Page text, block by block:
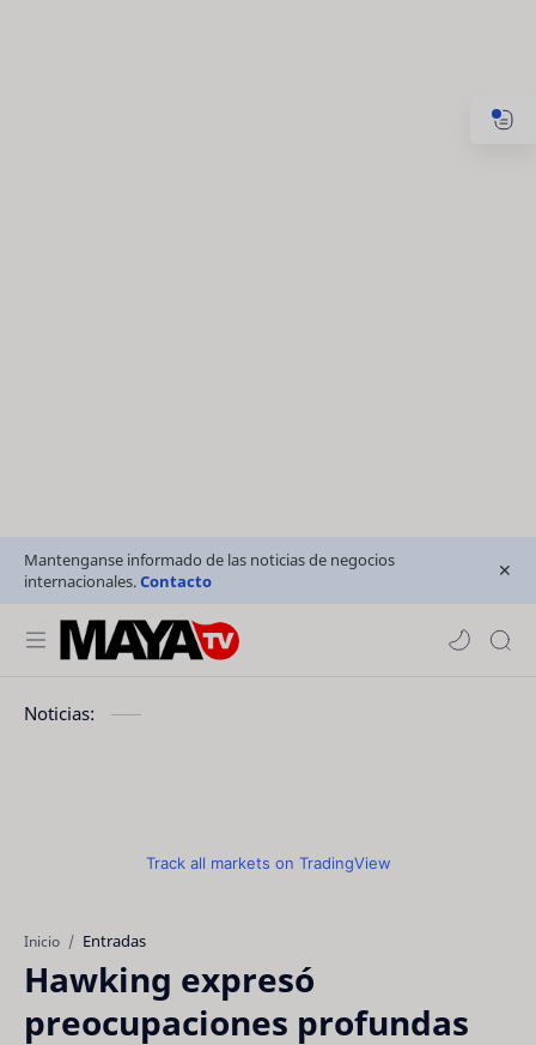
Mantenganse informado de las noticias de negocios
internacionales.Contacto
Noticias:
Track all markets on TradingView
Inicio Entradas
Hawking expresó
preocupaciones profundas